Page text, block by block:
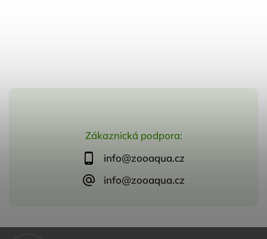
Zákaznická podpora:
info@zooaqua.cz
info@zooaqua.cz